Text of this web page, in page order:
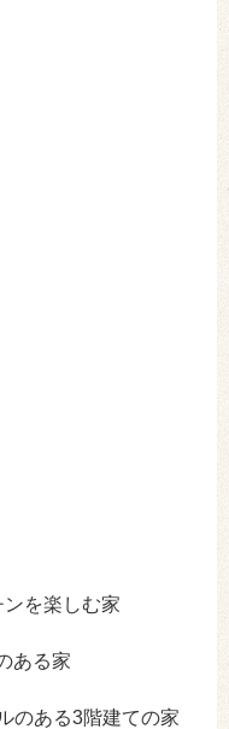
を楽しむ家
ある家
のある3階建ての家